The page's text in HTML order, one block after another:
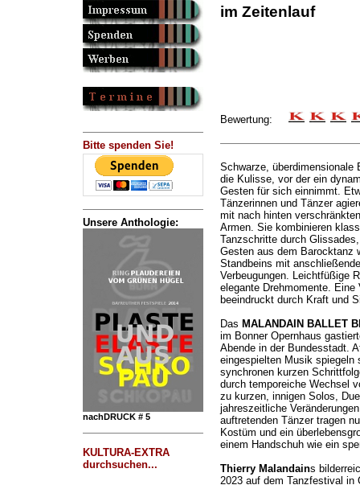
Bitte spenden Sie!
Unsere Anthologie:
nachDRUCK # 5
KULTURA-EXTRA
durchsuchen...
im Zeitenlauf
Bewertung:
Schwarze, überdimensionale
die Kulisse, vor der ein
Gesten für sich einnimmt.
Tänzerinnen und Tänzer
mit nach hinten
Armen. Sie kombinieren
Tanzschritte durch
Gesten aus dem Barocktanz
Standbeins mit
Verbeugungen. Leichtfüßige
elegante Drehmomente.
beeindruckt durch Kraft und
Das MALANDAIN BALLET
im Bonner Opernhaus
Abende in der Bundesstadt.
eingespielten Musik spiegeln
synchronen kurzen
durch temporeiche Wechsel
zu kurzen, innigen Solos,
jahreszeitliche
auftretenden Tänzer tragen
Kostüm und ein
einem Handschuh wie ein
Thierry Malandains
2023 auf dem Tanzfestival in